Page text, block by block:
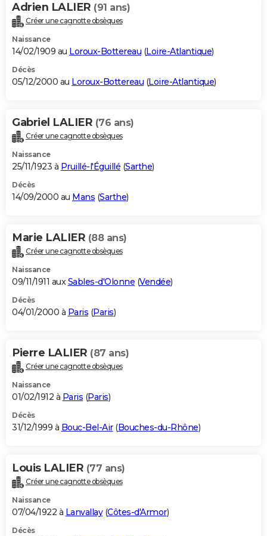
Adrien LALIER (91 ans)
Créer une cagnotte obsèques
Naissance
14/02/1909 au Loroux-Bottereau (Loire-Atlantique)
Décès
05/12/2000 au Loroux-Bottereau (Loire-Atlantique)
Gabriel LALIER (76 ans)
Créer une cagnotte obsèques
Naissance
25/11/1923 à Pruillé-l'Éguillé (Sarthe)
Décès
14/09/2000 au Mans (Sarthe)
Marie LALIER (88 ans)
Créer une cagnotte obsèques
Naissance
09/11/1911 auxSables-d'Olonne (Vendée)
Décès
04/01/2000 à Paris (Paris)
Pierre LALIER (87 ans)
Créer une cagnotte obsèques
Naissance
01/02/1912 à Paris (Paris)
Décès
31/12/1999 à Bouc-Bel-Air(Bouches-du-Rhône)
Louis LALIER (77 ans)
Créer une cagnotte obsèques
Naissance
07/04/1922 à Lanvallay(Côtes-d'Armor)
Décès